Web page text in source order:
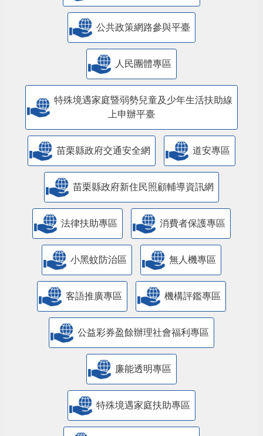
公共政策網路參與平臺
人民團體專區
特殊境遇家庭暨弱勢兒童及少年生活扶助線
上申辦平臺
苗栗縣政府交通安全網 道安專區
苗栗縣政府新住民照顧輔導資訊網
法律扶助專區 消費者保護專區
小黑蚊防治區 無人機專區
客語推廣專區 機構評鑑專區
公益彩券盈餘辦理社會福利專區
廉能透明專區
特殊境遇家庭扶助專區